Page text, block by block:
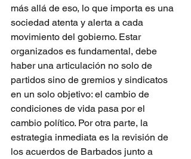
más allá de eso, lo que importa es una
sociedad atenta y alerta a cada
movimiento del gobierno. Estar
organizados es fundamental, debe
haber una articulación no solo de
partidos sino de gremios y sindicatos
en un solo objetivo: el cambio de
condiciones de vida pasa por el
cambio político. Por otra parte, la
estrategia inmediata es la revisión de
los acuerdos de Barbados junto a